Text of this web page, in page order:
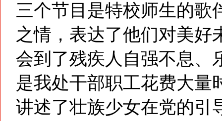
三个节目是特校师生的歌
之情，表达了他们对美好
会到了残疾人自强不息、
是我处干部职工花费大量
讲述了壮族少女在党的引